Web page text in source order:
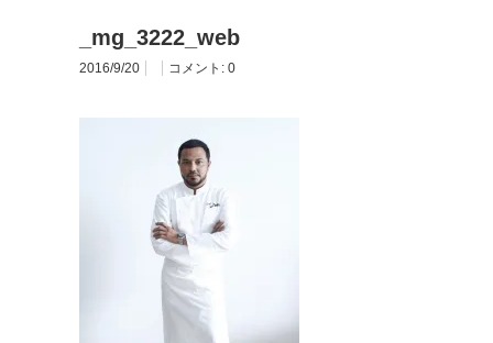
_mg_3222_web
2016/9/20 コメント: 0